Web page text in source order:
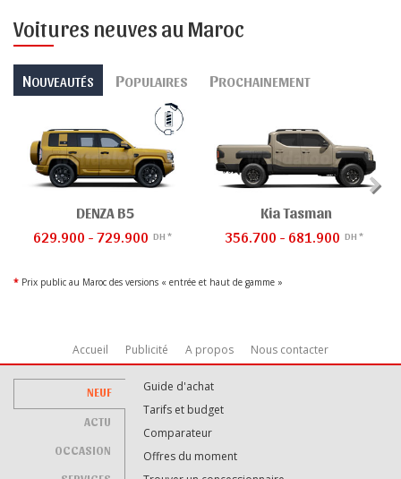
Voitures neuves au Maroc
NOUVEAUTÉS POPULAIRES PROCHAINEMENT
DENZA B5
629.900 - 729.900 DH *
Kia Tasman
356.700 - 681.900 DH *
* Prix public au Maroc des versions « entrée et haut de gamme »
Accueil Publicité A propos Nous contacter
NEUF
ACTU
OCCASION
Guide d'achat
Tarifs et budget
Comparateur
Offres du moment